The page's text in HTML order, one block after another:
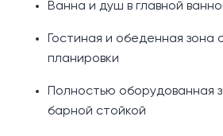
Ванна и душ в главной
Гостиная и обеденная зона
планировки
Полностью оборудованная
барной стойкой